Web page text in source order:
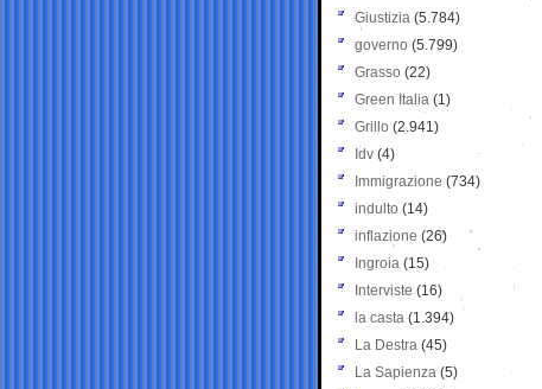
Giustizia (5.784)
governo (5.799)
Grasso (22)
Green Italia (1)
Grillo (2.941)
Idv (4)
Immigrazione (734)
indulto (14)
inflazione (26)
Ingroia (15)
Interviste (16)
la casta (1.394)
La Destra (45)
La Sapienza (5)